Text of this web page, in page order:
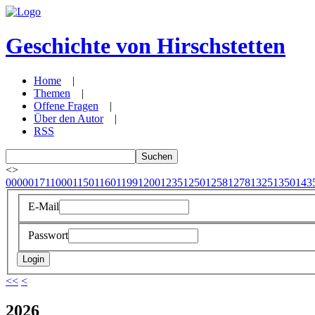
Geschichte von Hirschstetten
Home |
Themen |
Offene Fragen |
Über den Autor|
RSS
<>
0000017110001150116011991200123512501258127813251350
E-Mail
Passwort
<< <
2026